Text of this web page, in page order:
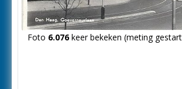
Foto 6.076keer bekeken (meting